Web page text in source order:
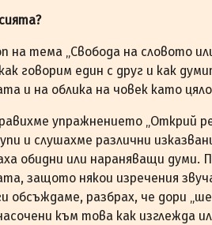
на тема „Свобода на словото
говорим един с друг и как
и на облика на човек като
упражнението „Открий
и слушахме различни
обидни или нараняващи думи.
защото някои изречения
обсъждаме, разбрах, че дори
към това как изглежда